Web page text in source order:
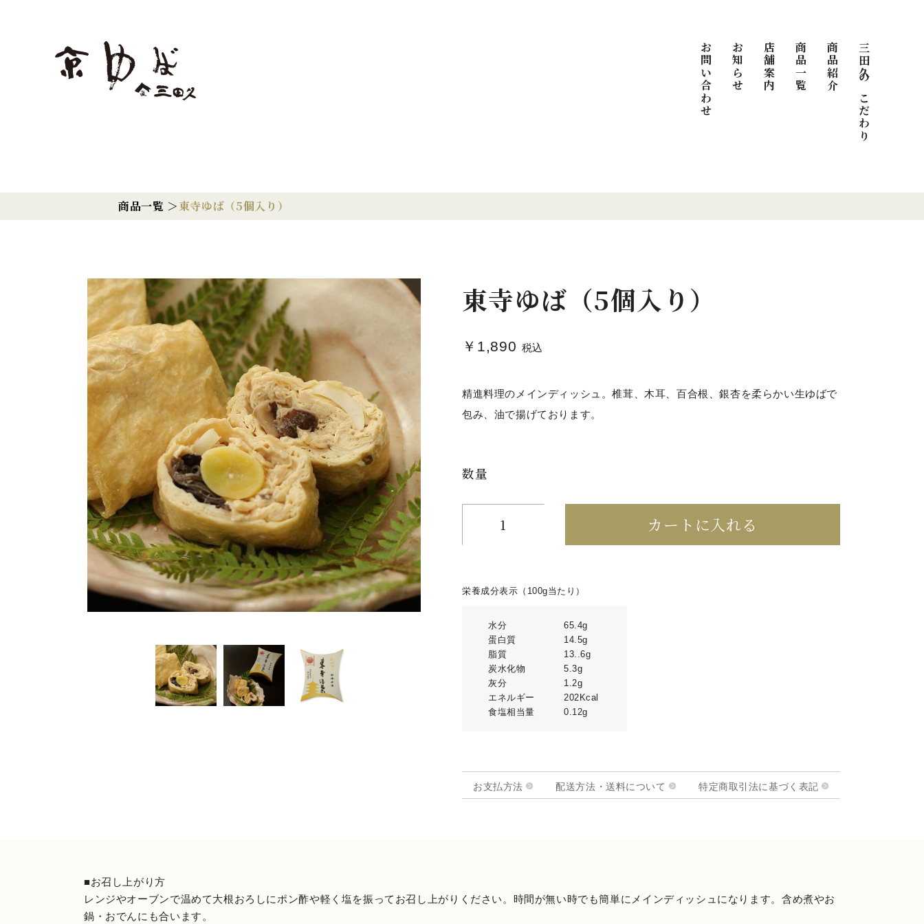
三田久のこだわり
商品紹介
商品一覧
店舗案内
お知らせ
お問い合わせ
商品一覧 ＞東寺ゆば（5個入り）
東寺ゆば（5個入り）
￥1,890 税込
精進料理のメインディッシュ。椎茸、木耳、百合根、銀杏を柔らかい生ゆばで
包み、油で揚げております。
数量
栄養成分表示（100g当たり）
水分
65.4g
蛋白質
14.5g
脂質
13..6g
炭水化物
5.3g
灰分
1.2g
エネルギー
202Kcal
食塩相当量
0.12g
お支払方法 配送方法・送料について 特定商取引法に基づく表記
■お召し上がり方
レンジやオーブンで温めて大根おろしにポン酢や軽く塩を振ってお召し上がりください。時間が無い時でも簡単にメインディッシュになります。含め煮やお
鍋・おでんにも合います。